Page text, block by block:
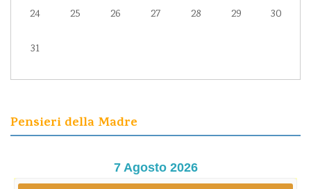
24 25 26 27 28 29 30
31
Pensieri della Madre
7 Agosto 2026